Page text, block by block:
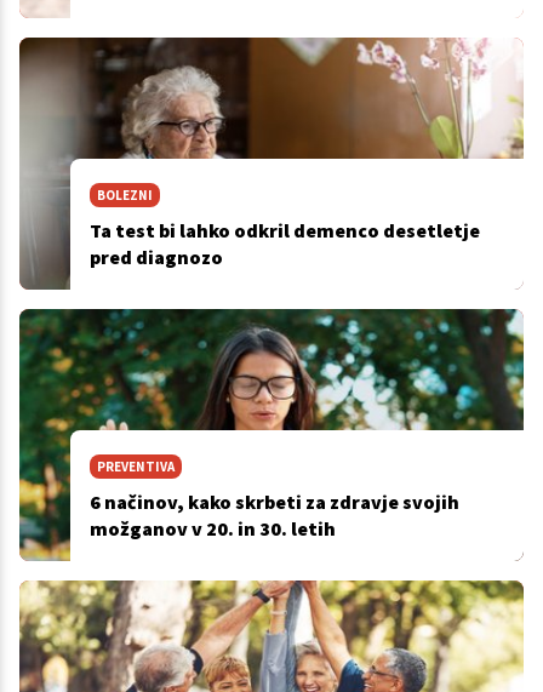
BOLEZNI
Ta test bi lahko odkril demenco desetletje
pred diagnozo
PREVENTIVA
6 načinov, kako skrbeti za zdravje svojih
možganov v 20. in 30. letih